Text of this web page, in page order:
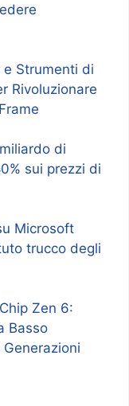
Strumenti di
Rivoluzionare
di
sui prezzi di
Microsoft
trucco degli
Zen 6:
Basso